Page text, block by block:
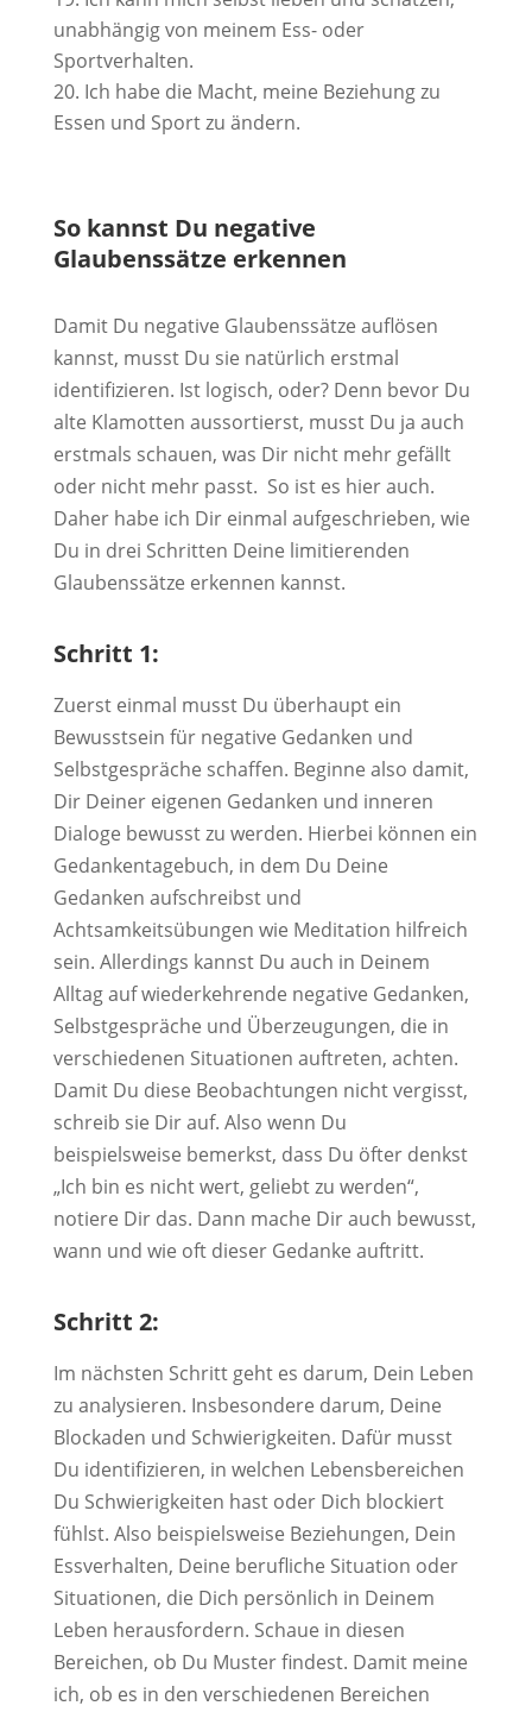
unabhängig von meinem Ess- oder
Sportverhalten.
Ich habe die Macht, meine Beziehung zu
Essen und Sport zu ändern.
So kannst Du negative
Glaubenssätze erkennen
Damit Du negative Glaubenssätze auflösen
kannst, musst Du sie natürlich erstmal
identifizieren. Ist logisch, oder? Denn bevor Du
alte Klamotten aussortierst, musst Du ja auch
erstmals schauen, was Dir nicht mehr gefällt
oder nicht mehr passt. So ist es hier auch.
Daher habe ich Dir einmal aufgeschrieben, wie
Du in drei Schritten Deine limitierenden
Glaubenssätze erkennen kannst.
Schritt 1:
Zuerst einmal musst Du überhaupt ein
Bewusstsein für negative Gedanken und
Selbstgespräche schaffen. Beginne also damit,
Dir Deiner eigenen Gedanken und inneren
Dialoge bewusst zu werden. Hierbei können ein
Gedankentagebuch, in dem Du Deine
Gedanken aufschreibst und
Achtsamkeitsübungen wie Meditation hilfreich
sein. Allerdings kannst Du auch in Deinem
Alltag auf wiederkehrende negative Gedanken,
Selbstgespräche und Überzeugungen, die in
verschiedenen Situationen auftreten, achten.
Damit Du diese Beobachtungen nicht vergisst,
schreib sie Dir auf. Also wenn Du
beispielsweise bemerkst, dass Du öfter denkst
„Ich bin es nicht wert, geliebt zu werden“,
notiere Dir das. Dann mache Dir auch bewusst,
wann und wie oft dieser Gedanke auftritt.
Schritt 2:
Im nächsten Schritt geht es darum, Dein Leben
zu analysieren. Insbesondere darum, Deine
Blockaden und Schwierigkeiten. Dafür musst
Du identifizieren, in welchen Lebensbereichen
Du Schwierigkeiten hast oder Dich blockiert
fühlst. Also beispielsweise Beziehungen, Dein
Essverhalten, Deine berufliche Situation oder
Situationen, die Dich persönlich in Deinem
Leben herausfordern. Schaue in diesen
Bereichen, ob Du Muster findest. Damit meine
ich, ob es in den verschiedenen Bereichen